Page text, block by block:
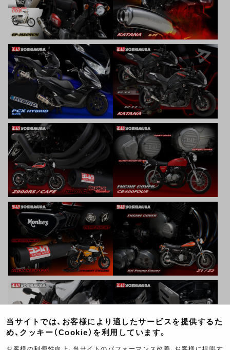
当サイトでは、お客様により適したサービスを提供するた
め、クッキー（Cookie）を利用しています。